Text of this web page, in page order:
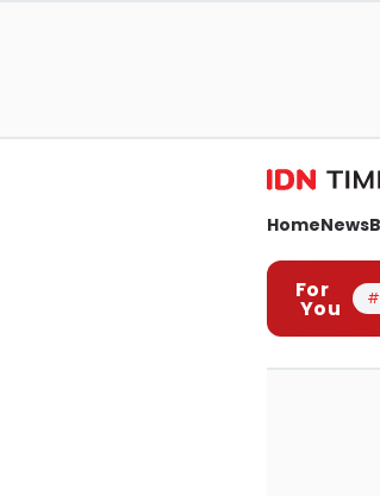
HomeNews
For
You #